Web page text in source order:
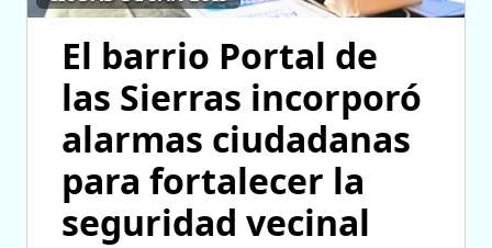
El barrio Portal de
las Sierras incorporó
alarmas ciudadanas
para fortalecer la
seguridad vecinal